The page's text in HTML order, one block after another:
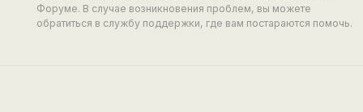
Форуме. В случае возникновения проблем, вы можете
обратиться в службу поддержки, где вам постараются помочь.